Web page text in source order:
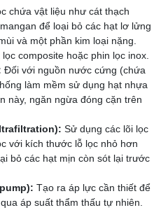
chứa vật liệu như cát thạch
để loại bỏ các hạt lơ lửng
và một phần kim loại nặng.
composite hoặc phin lọc inox.
Đối với nguồn nước cứng (chứa
làm mềm sử dụng hạt nhựa
này, ngăn ngừa đóng cặn trên
Sử dụng các lõi lọc
với kích thước lỗ lọc nhỏ hơn
bỏ các hạt mịn còn sót lại trước
Tạo ra áp lực cần thiết để
áp suất thẩm thấu tự nhiên.